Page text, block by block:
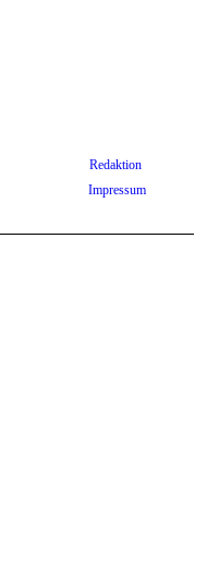
Redaktion
Impressum